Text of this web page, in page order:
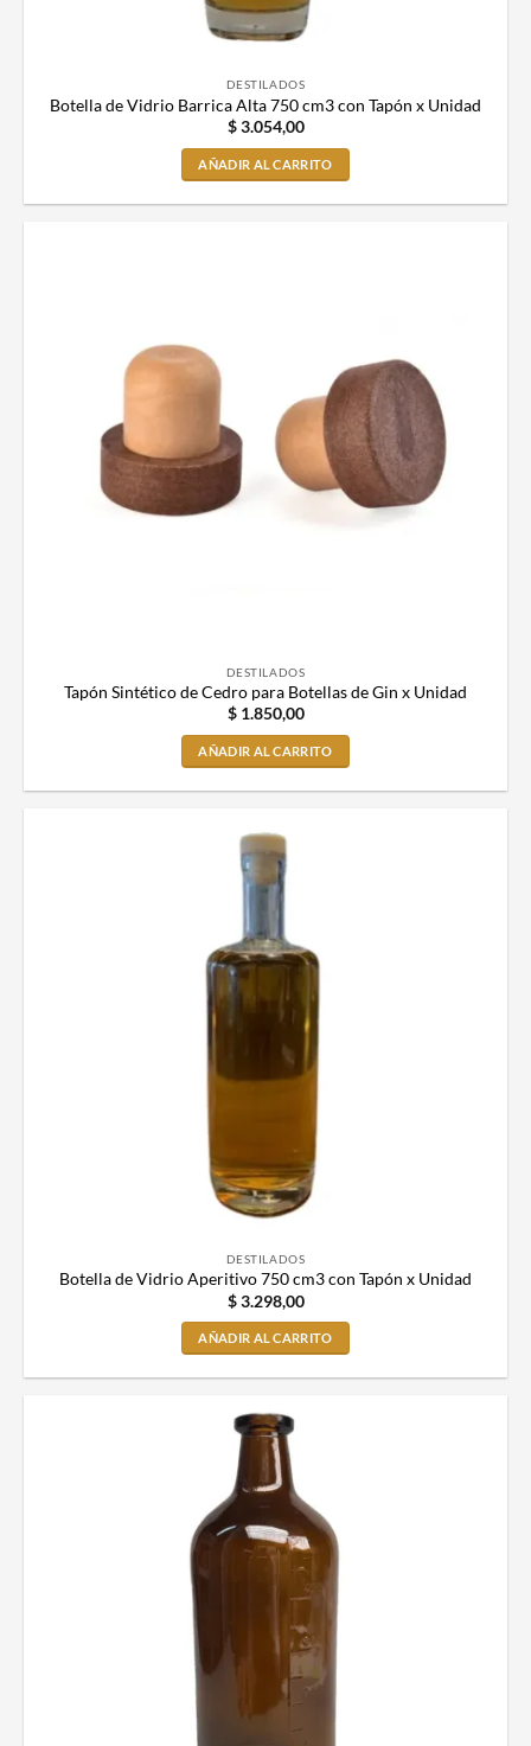
DESTILADOS
Botella de Vidrio Barrica Alta 750 cm3 con Tapón x Unidad
$3.054,00
AÑADIR AL CARRITO
DESTILADOS
Tapón Sintético de Cedro para Botellas de Gin x Unidad
$1.850,00
AÑADIR AL CARRITO
DESTILADOS
Botella de Vidrio Aperitivo 750 cm3 con Tapón x Unidad
$3.298,00
AÑADIR AL CARRITO